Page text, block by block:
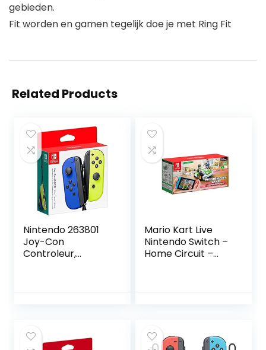
gebieden.
Fit worden en gamen tegelijk doe je met Ring Fit
Related Products
Nintendo 263801
Joy-Con
Controleur,
Mario Kart Live
Nintendo Switch –
Home Circuit –